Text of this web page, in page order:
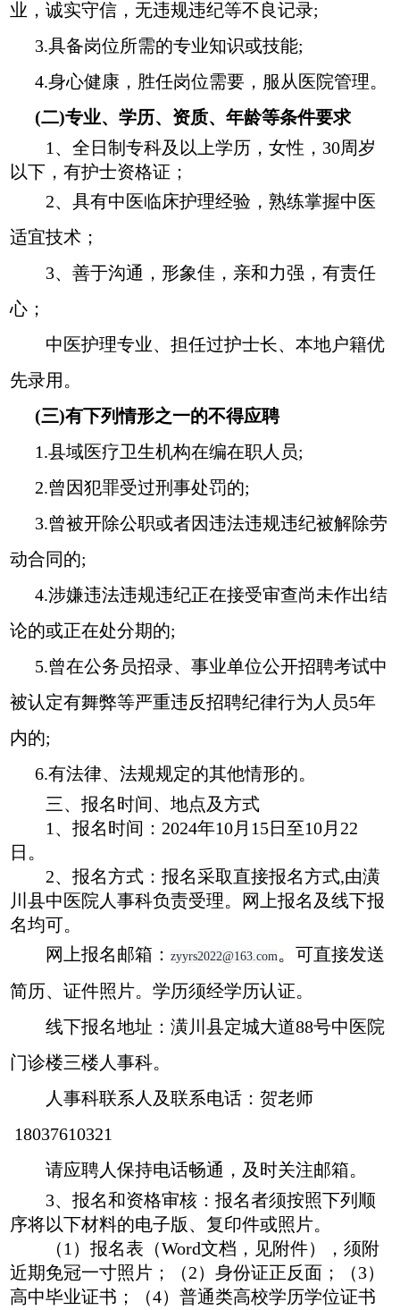
业，诚实守信，无违规违纪等不良记录;
3.具备岗位所需的专业知识或技能;
4.身心健康，胜任岗位需要，服从医院管理。
(二)专业、学历、资质、年龄等条件要求
1、全日制专科及以上学历，女性，30周岁
以下，有护士资格证；
2、具有中医临床护理经验，熟练掌握中医
适宜技术；
3、善于沟通，形象佳，亲和力强，有责任
心；
中医护理专业、担任过护士长、本地户籍优
先录用。
(三)有下列情形之一的不得应聘
1.县域医疗卫生机构在编在职人员;
2.曾因犯罪受过刑事处罚的;
3.曾被开除公职或者因违法违规违纪被解除劳
动合同的;
4.涉嫌违法违规违纪正在接受审查尚未作出结
论的或正在处分期的;
5.曾在公务员招录、事业单位公开招聘考试中
被认定有舞弊等严重违反招聘纪律行为人员5年
内的;
6.有法律、法规规定的其他情形的。
三、报名时间、地点及方式
1、报名时间：2024年10月15日至10月22
日。
2、报名方式：报名采取直接报名方式,由潢
川县中医院人事科负责受理。
网上报名及线下报
名均可。
网上报名邮箱：zyyrs2022@163.com。可直接发送
简历、证件照片。学历须经学历认证。
线下报名地址：潢川县定城大道88号中医院
门诊楼三楼人事科。
人事科联系人及联系电话：贺老师
18037610321
请应聘人保持电话畅通，及时关注邮箱。
3、报名和资格审核：报名者须按照下列顺
序将以下材料的电子版、复印件或照片。
（1）报名表（Word文档，见附件），须附
近期免冠一寸照片；（2）身份证正反面；（3）
高中毕业证书；（4）普通类高校学历学位证书